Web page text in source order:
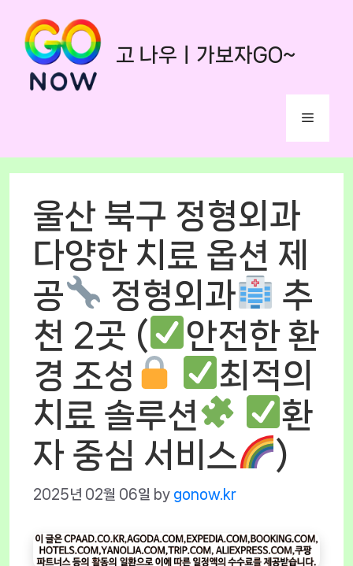
content
고 나우ㅣ가보자GO~
Menu
울산 북구 정형외과
다양한 치료 옵션 제
공
정형외과
추
천 2곳 (
안전한 환
경 조성
최적의
치료 솔루션
환
자 중심 서비스
)
2025년 02월 06일 by gonow.kr